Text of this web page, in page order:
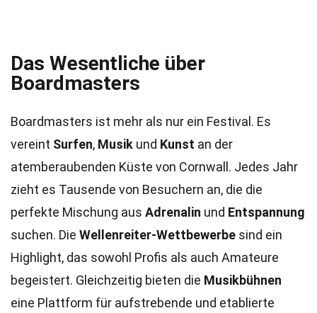
Das Wesentliche über
Boardmasters
Boardmasters ist mehr als nur ein Festival. Es
vereint Surfen, Musik und Kunst an der
atemberaubenden Küste von Cornwall. Jedes Jahr
zieht es Tausende von Besuchern an, die die
perfekte Mischung aus Adrenalin und Entspannung
suchen. Die Wellenreiter-Wettbewerbe sind ein
Highlight, das sowohl Profis als auch Amateure
begeistert. Gleichzeitig bieten die Musikbühnen
eine Plattform für aufstrebende und etablierte